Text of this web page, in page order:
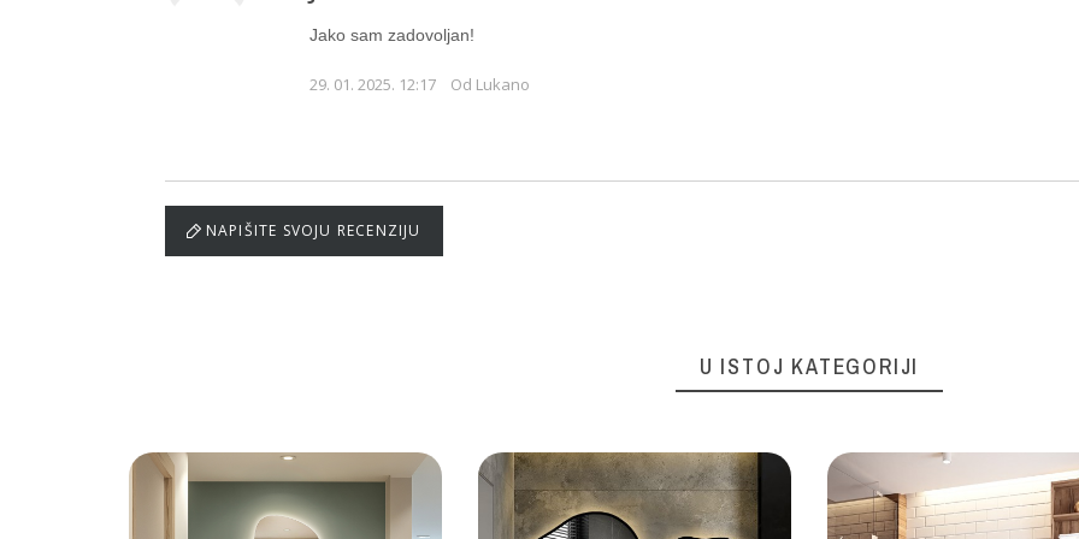
Jako sam zadovoljan!
29. 01. 2025. 12:17 Od Lukano
NAPIŠITE SVOJU RECENZIJU
U ISTOJ KATEGORIJI